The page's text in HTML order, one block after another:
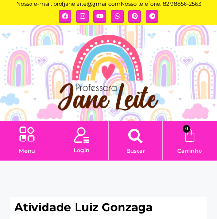
Nosso e-mail: profjaneleite@gmail.comNosso telefone: 82 98856-2563
Menu Login Buscar
0
Carrinho
Atividade Luiz Gonzaga